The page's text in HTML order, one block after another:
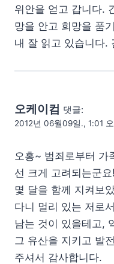
위안을 얻고 갑니다.
망을 안고 희망을 품
내 잘 읽고 있습니다.
오케이컴 댓글:
2012년 06월09일., 1:01
오홍~ 범죄로부터 가
선 크게 고려되는군
몇 달을 함께 지켜보
다니 멀리 있는 저로
남는 것이 있을테고,
그 유산을 지키고 발
주셔서 감사합니다.